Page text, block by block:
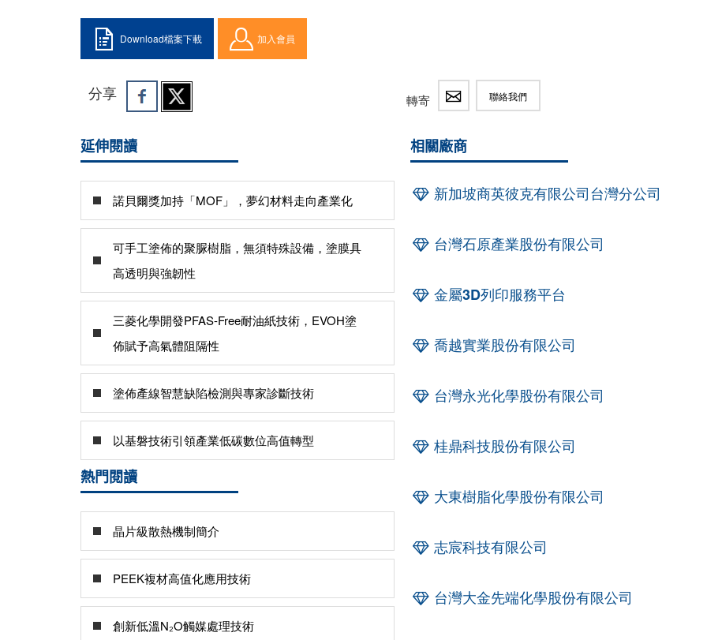
Download檔案下載 加入會員
分享 轉寄 聯絡我們
延伸閱讀
諾貝爾獎加持「MOF」，夢幻材料走向產業化
可手工塗佈的聚脲樹脂，無須特殊設備，塗膜具
高透明與強韌性
三菱化學開發PFAS-Free耐油紙技術，EVOH塗
佈賦予高氣體阻隔性
塗佈產線智慧缺陷檢測與專家診斷技術
以基磐技術引領產業低碳數位高值轉型
熱門閱讀
晶片級散熱機制簡介
PEEK複材高值化應用技術
創新低溫N₂O觸媒處理技術
相關廠商
新加坡商英彼克有限公司台灣分公司
台灣石原產業股份有限公司
金屬3D列印服務平台
喬越實業股份有限公司
台灣永光化學股份有限公司
桂鼎科技股份有限公司
大東樹脂化學股份有限公司
志宸科技有限公司
台灣大金先端化學股份有限公司